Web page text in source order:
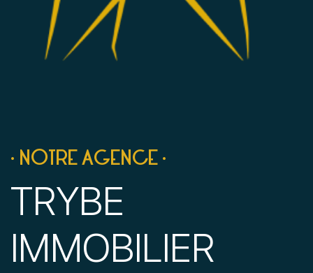
• NOTRE AGENCE •
TRYBE
IMMOBILIER